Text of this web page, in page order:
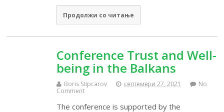
Продолжи со читање
Conference Trust and Well-
being in the Balkans
Boris Stipcarov септември 27, 2021
No
Comment
The conference is supported by the